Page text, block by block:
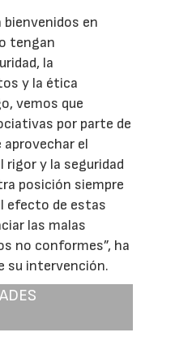
en
tengan
la
y la ética
vemos que
por parte de
el
y la seguridad
posición siempre
efecto de estas
las malas
no conformes”, ha
su intervención.